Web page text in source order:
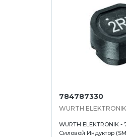
784787330
WURTH ELEKTRONIK
WURTH ELEKTRONIK -
Силовой Индуктор